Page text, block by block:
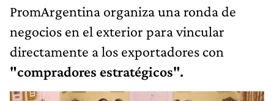
PromArgentina organiza una ronda de
negocios en el exterior para vincular
directamente a los exportadores con
"compradores estratégicos".